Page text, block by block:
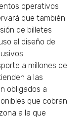
operativos
que también
de billetes
el diseño de
a millones de
a las
obligados a
que cobran
a la que